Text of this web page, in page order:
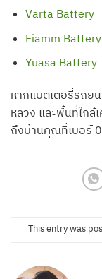
Varta Battery
Fiamm Battery
Yuasa Battery
หากแบตเตอรี่รถย
หลวง และพื้นที่ใกล้
ถึงบ้านคุณที่เบอร์
This entry was